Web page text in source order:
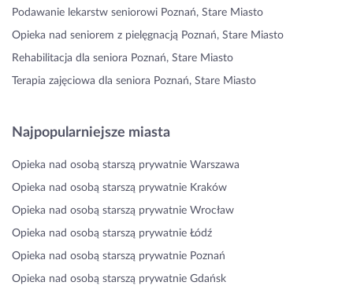
Podawanie lekarstw seniorowi Poznań, Stare Miasto
Opieka nad seniorem z pielęgnacją Poznań, Stare Miasto
Rehabilitacja dla seniora Poznań, Stare Miasto
Terapia zajęciowa dla seniora Poznań, Stare Miasto
Najpopularniejsze miasta
Opieka nad osobą starszą prywatnie Warszawa
Opieka nad osobą starszą prywatnie Kraków
Opieka nad osobą starszą prywatnie Wrocław
Opieka nad osobą starszą prywatnie Łódź
Opieka nad osobą starszą prywatnie Poznań
Opieka nad osobą starszą prywatnie Gdańsk